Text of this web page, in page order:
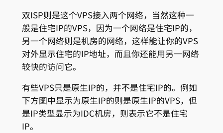
双ISP则是这个VPS接入两个网络，当然这种一
般是住宅IP的VPS，因为一个网络是住宅IP的，
另一个网络则是机房的网络，这样能让你的VPS
对外显示住宅的IP地址，而且你还能用另一网络
较快的访问它。
有些VPS只是原生IP的，并不是住宅IP的。例如
下方图中显示为原生IP的则是原生IP的VPS，但
是IP类型显示为IDC机房，则表示它不是住宅
IP。